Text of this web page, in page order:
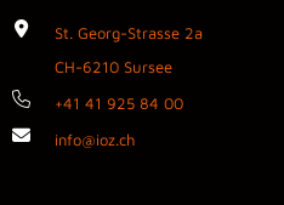
St. Georg-Strasse 2a
CH-6210 Sursee
+41 41 925 84 00
info@ioz.ch